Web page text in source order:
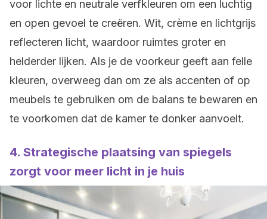
voor lichte en neutrale verfkleuren om een luchtig
en open gevoel te creëren. Wit, crème en lichtgrijs
reflecteren licht, waardoor ruimtes groter en
helderder lijken. Als je de voorkeur geeft aan felle
kleuren, overweeg dan om ze als accenten of op
meubels te gebruiken om de balans te bewaren en
te voorkomen dat de kamer te donker aanvoelt.
4. Strategische plaatsing van spiegels
zorgt voor meer licht in je huis